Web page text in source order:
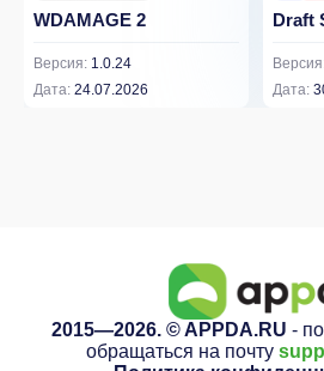
WDAMAGE 2
Версия: 1.0.24
Дата: 24.07.2026
Draft
Дата:
2015—2026. © APPDA.RU -
обращаться на почту